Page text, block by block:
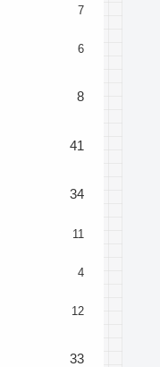
7
6
8
41
34
11
4
12
33